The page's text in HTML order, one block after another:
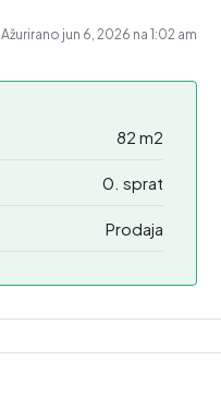
Ažurirano jun 6, 2026 na 1:02 am
82 m2
0. sprat
Prodaja